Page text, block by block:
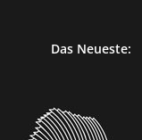
Das Neueste: